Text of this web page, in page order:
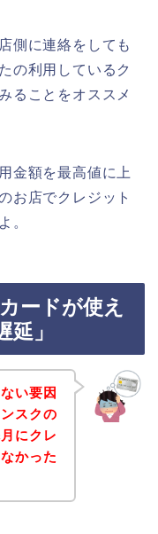
側に連絡をしても
の利用しているク
ることをオススメ
金額を最高値に上
お店でクレジット
。
ードが使え
」
い要因
スクの
にクレ
かった